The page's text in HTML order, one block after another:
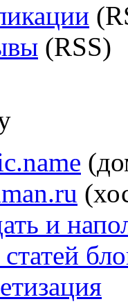
(RSS)
и